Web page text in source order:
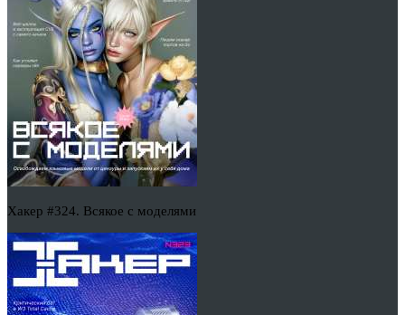
Хакер #324. Всякое с моделями